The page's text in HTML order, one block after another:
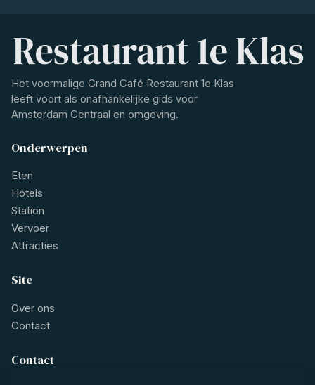
Het voormalige Grand Café Restaurant 1e Klas
leeft voort als onafhankelijke gids voor
Amsterdam Centraal en omgeving.
Onderwerpen
Eten
Hotels
Station
Vervoer
Attracties
Site
Over ons
Contact
Contact